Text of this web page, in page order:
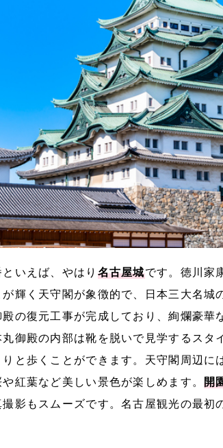
いえば、やはり 名古屋城です。徳川家
輝く天守閣が象徴的で、日本三大名城
の復元工事が完成しており、絢爛豪華
御殿の内部は靴を脱いで見学するスタ
と歩くことができます。天守閣周辺に
紅葉など美しい景色が楽しめます。開
撮影もスムーズです。名古屋観光の最初